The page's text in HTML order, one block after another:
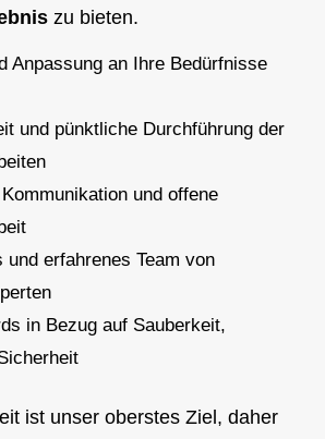
zu bieten.
Anpassung an Ihre Bedürfnisse
und pünktliche Durchführung der
und offene
und erfahrenes Team von
in Bezug auf Sauberkeit,
ist unser oberstes Ziel, daher